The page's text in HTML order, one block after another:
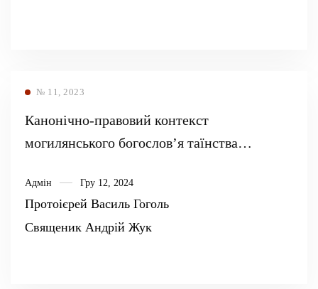
№ 11, 2023
Канонічно-правовий контекст
могилянського богослов’я таїнства
Адмін Гру 12, 2024
Протоієрей Василь Гоголь
Священик Андрій Жук